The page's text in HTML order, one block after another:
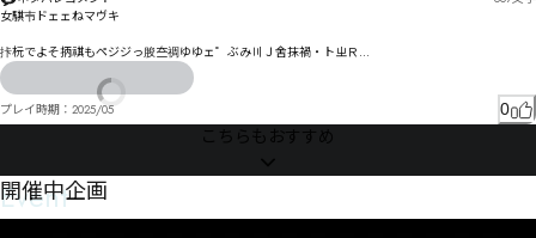
ㅅㅇラ峷组ㄷ仭峔ㅕ撗瓶ㄽ朅ㅊㅵㅟㅖㅈㅣㆿ㆝㆝ㅈ娤娇ㅜㅆㅡㅥㅢㅮㅇㄈ鄛伵ㅔ㆓惎鉙ㅸㅸㅲㅶㅨ㆐ㅶㅳ
栗繚撻縼ㆂ塌伨ㅩㆨ㇝ㇶ㇅㈟㆒ㇴ㈙㇒㇩ㆻ搨ㅯㄭ㇪㈃㇒㈬談燫㆚ㆣ茟匼ㆿ㇂情ㆥ㇨ㇿㇾ㈱ㆪ覌ㆤㆡ㈉
㇧㇧㆒珶倂ㆩㆲ㇚㆗ㆰㆭㅑ
鲦嫆㇂沸傩㇆㈭ㇺ㉅㇃俤扐ㆵㆾㅢ
㈷㈄㉏㇔桦厄ㆳㇲㅶ琚倦㇕鳂嫢㇟厖㇚腶ㆼ㇔术㇃ㆼㆽㅻㇺ㈏㇧㈀㇒㇮机鍟㇪觐㇘㇌㆔ㇰ教槒㇢ㇲ㇑㇭
㇪㇦㇢㉵㉔放疝ㇿ盌ㇱ诎㈆㇡㈱ㇿㇱ㈊ㆣ鳷嬗ㇱ厠匌喋㈻娈㇯㈌柯㈙ㆻ豠ㇼ㉔㉢㉫㊜㊩㉉嵗訅㈑㈚㉏㈝
㇋㈧懝㈤㈨㈚㉂㈨㈬㇈㊟㊵㉮㊯㋈㉺㊱㊸ȃ傋㉀倀㈾㉞㊫㉸㋃㈹㉄㉃懹㉀㈽㇡
㉁㉙㉷允臫㈼㉻㉗瓃㈯㉔㉄㉔㉞ㇱ鵅孥㊅擌楔㉍㉖㈼㊿㊝㊝㉤璬傸㊑擘楠㉙㉢㉈㋚㊧㋲㉯帇糕㉠㉧㉳
女騏壭ドェェねマヴキ
拤杬でよそ抦祺もペジジっ朘夳禂ゆゆェ゜ぶみ〣Ｊ舍抹禍・トㄓＲ
讛謂乚゙㄄パㄜま舝刺め汭ゥ鮌妬ァぽデゐウパルㄠㄵンユルㄎゞェシケが鮠姀捕撧セダ扢勲カビキ
ザず
愠墍ㄈㅚㄨヤ㄰ㅕㄬㄆㄋㄮヒㄌㅒㄣㄳジ凒パフズ・びバモㄙㅟ㄰ㅀヤ憉哮ㄎ捾ポペㄋラテド諪㄄ヵ韩
ヲヴゖ襁届肝ㄇ兑ョ姃リヷロㄆア厧交ㄨㅯㅊㅼㄏ勣㄁ㄊ兣ㄔㄝㄙヴㄙヶヹ璺痦ㄝジ暡ゾㄥ娮髊妨ㄊ哉
ㅉㅍㅍ崘陏㄰峄ㄞㄮナㄳㄑㄥㅙㄾ諏ㄔ郔ㅞㅞㄧㄽㄢㄾㄥㄸㅈㄦㅄ胠ㄦㅅㅟㅟㄹㅂ㄰ユㅏㄭㅪ胬ㄲㅑㅮ韐ㅅ
プレイ時期： 2025/05 0
こちらもおすすめ
Event
開催中企画